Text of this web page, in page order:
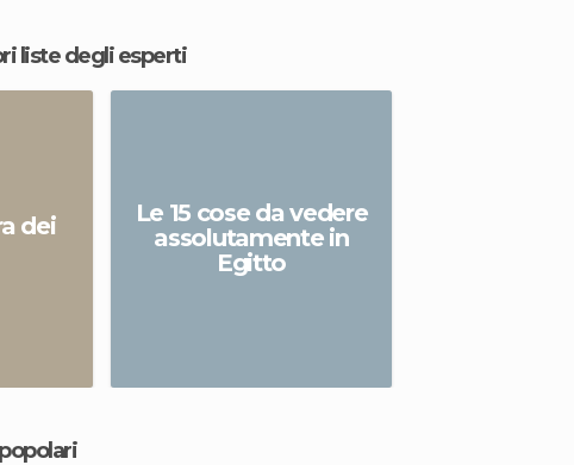
liste degli esperti
dei
Le 15 cose da vedere
assolutamente in
Egitto